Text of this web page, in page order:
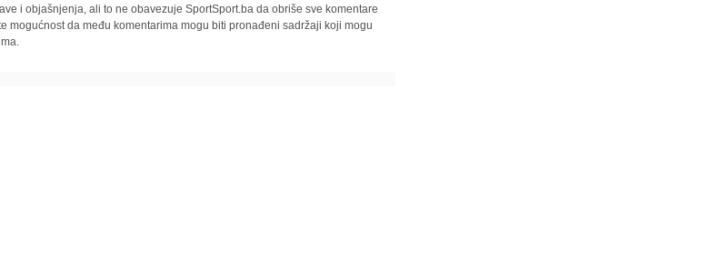
i objašnjenja, ali to ne obavezuje SportSport.ba da obriše sve komentare
mogućnost da među komentarima mogu biti pronađeni sadržaji koji mogu